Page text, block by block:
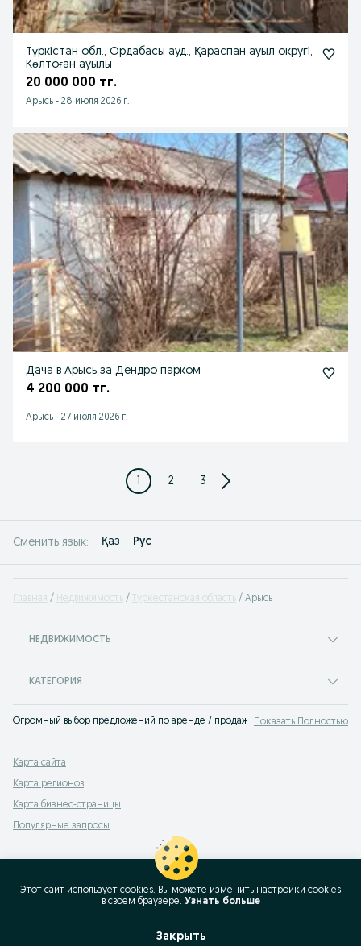
Түркістан обл., Ордабасы ауд., Қараспан ауыл округі,
Көлтоған ауылы
20 000 000 тг.
Арысь - 28 июля 2026 г.
Дача в Арысь за Дендро парком
4 200 000 тг.
Арысь - 27 июля 2026 г.
1 2 3
Сменить язык: Қаз Рус
Главная Недвижимость Туркестанская область Арысь
НЕДВИЖИМОСТЬ
КАТЕГОРИЯ
Огромный выбор предложений по аренде / продаже недвижимости Арысь.
Показать Полностью
Карта сайта
Карта регионов
Карта бизнес-страницы
Популярные запросы
Этот сайт использует cookies. Вы можете изменить настройки cookies
в своeм браузере. Узнать больше
Закрыть